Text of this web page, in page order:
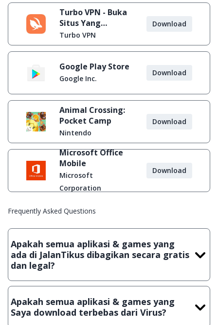
Turbo VPN - Buka
Situs Yang
Diblokir
Turbo VPN
Download
Google Play Store
Google Inc.
Download
Animal Crossing:
Pocket Camp
Nintendo
Download
Microsoft Office
Mobile
Microsoft
Corporation
Download
Frequently Asked Questions
Apakah semua aplikasi & games yang
ada di JalanTikus dibagikan secara gratis
dan legal?
Ya, JalanTikus hanya membagikan aplikasi & games yang
crack, patch atau semacamnya.
Apakah semua aplikasi & games yang
Saya download terbebas dari Virus?